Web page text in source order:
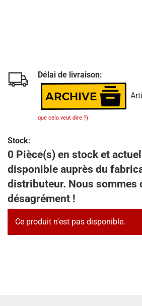
Délai de livraison:
que cela veut dire ?)
Stock:
0 Pièce(s) en stock et
disponible auprès du
distributeur. Nous sommes
désagrément !
Ce produit n'est pas disponible.